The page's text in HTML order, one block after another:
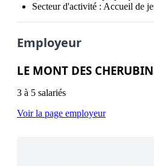
Secteur d'activité : Accueil de
Employeur
LE MONT DES
3 à 5 salariés
Voir la page employeur